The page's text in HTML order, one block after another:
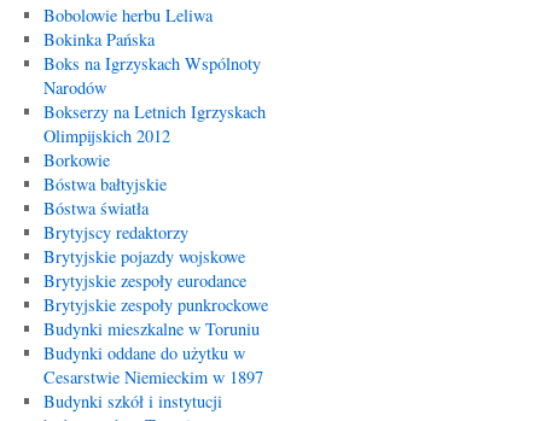
Bobolowie herbu Leliwa
Bokinka Pańska
Boks na Igrzyskach Wspólnoty
Narodów
Bokserzy na Letnich Igrzyskach
Olimpijskich 2012
Borkowie
Bóstwa bałtyjskie
Bóstwa światła
Brytyjscy redaktorzy
Brytyjskie pojazdy wojskowe
Brytyjskie zespoły eurodance
Brytyjskie zespoły punkrockowe
Budynki mieszkalne w Toruniu
Budynki oddane do użytku w
Cesarstwie Niemieckim w 1897
Budynki szkół i instytucji